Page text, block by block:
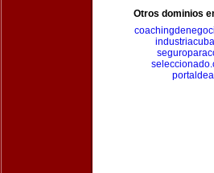
Otros dominios